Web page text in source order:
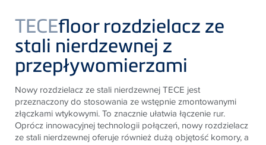
TECEfloor rozdzielacz ze
stali nierdzewnej z
przepływomierzami
Nowy rozdzielacz ze stali nierdzewnej TECE jest
przeznaczony do stosowania ze wstępnie zmontowanymi
złączkami wtykowymi. To znacznie ułatwia łączenie rur.
Oprócz innowacyjnej technologii połączeń, nowy rozdzielacz
ze stali nierdzewnej oferuje również dużą objętość komory, a